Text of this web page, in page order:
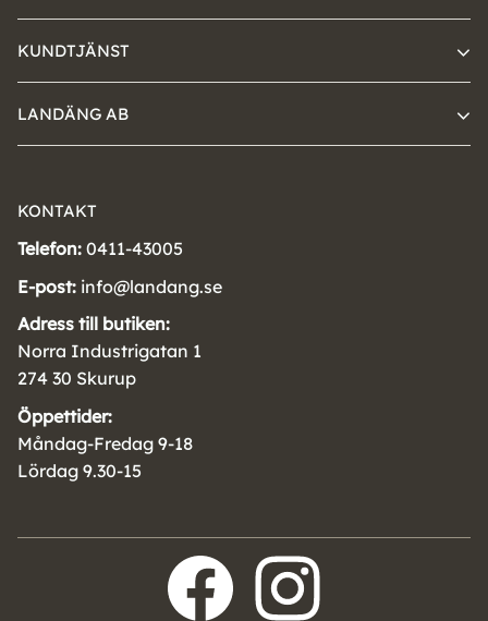
KUNDTJÄNST
LANDÄNG AB
KONTAKT
Telefon: 0411-43005
E-post: info@landang.se
Adress till butiken:
Norra Industrigatan 1
274 30 Skurup
Öppettider:
Måndag-Fredag 9-18
Lördag 9.30-15